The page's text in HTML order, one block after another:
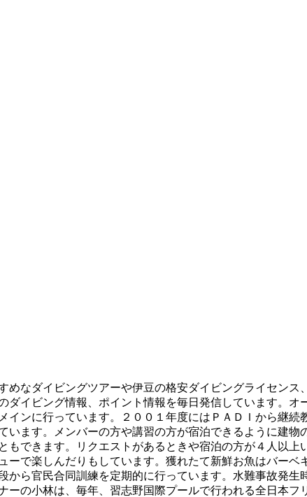
なダイビングツアーや伊豆の格安ダイビングライセン
イビング情報、ポイント情報を毎日発信しています。
ンに行っています。２００１年度にはＰＡＤＩから継
ます。メンバーの方や講習の方が宿泊できるように建
できます。リクエストがあるときや宿泊の方が４人以
で楽しんだりもしています。獲れたて新鮮お魚はバー
ら官民合同訓練を定期的に行っています。水難事故発
の小林は、毎年、習志野国際プールで行われる全日本